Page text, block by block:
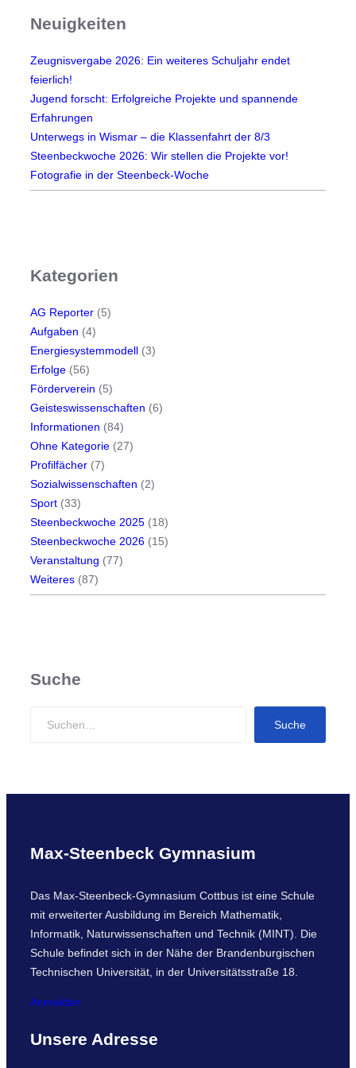
e
t
u
n
d
M
o
Neuigkeiten
Zeugnisvergabe 2026: Ein weiteres Schuljahr endet
feierlich!
Jugend forscht: Erfolgreiche Projekte und spannende
Erfahrungen
Unterwegs in Wismar – die Klassenfahrt der 8/3
Steenbeckwoche 2026: Wir stellen die Projekte vor!
Fotografie in der Steenbeck-Woche
Kategorien
AG Reporter (5)
Aufgaben (4)
Energiesystemmodell (3)
Erfolge (56)
Förderverein (5)
Geisteswissenschaften (6)
Informationen (84)
Ohne Kategorie (27)
Profilfächer (7)
Sozialwissenschaften (2)
Sport (33)
Steenbeckwoche 2025 (18)
Steenbeckwoche 2026 (15)
Veranstaltung (77)
Weiteres (87)
Suche
c
Suche
Max-Steenbeck Gymnasium
Das Max-Steenbeck-Gymnasium Cottbus ist eine Schule
mit erweiterter Ausbildung im Bereich Mathematik,
Informatik, Naturwissenschaften und Technik (MINT). Die
Schule befindet sich in der Nähe der Brandenburgischen
Technischen Universität, in der Universitätsstraße 18.
Anmelden
Unsere Adresse